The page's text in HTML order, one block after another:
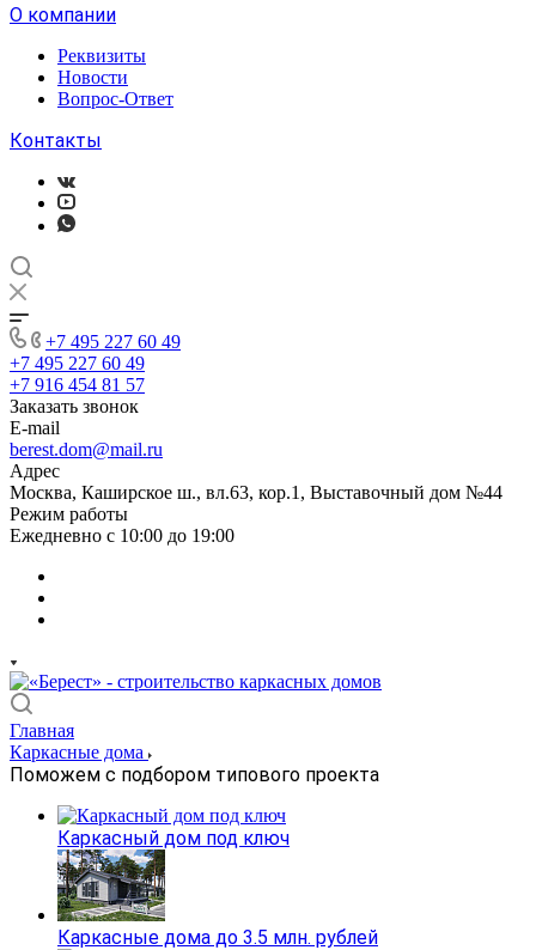
О компании
Реквизиты
Новости
Вопрос-Ответ
Контакты
+7 495 227 60 49
+7 495 227 60 49
+7 916 454 81 57
Заказать звонок
E-mail
berest.dom@mail.ru
Адрес
Москва, Каширское ш., вл.63, кор.1, Выставочный дом №44
Режим работы
Ежедневно с 10:00 до 19:00
Главная
Каркасные дома
Поможем с подбором типового проекта
Каркасный дом под ключ
Каркасные дома до 3.5 млн. рублей